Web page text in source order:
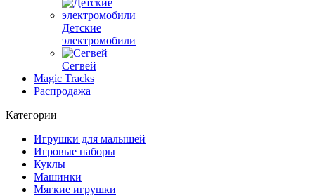
Детские
электромобили
Сегвей
Magic Tracks
Распродажа
Категории
Игрушки для малышей
Игровые наборы
Куклы
Машинки
Мягкие игрушки